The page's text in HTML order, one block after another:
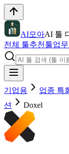
AI모아AI 툴
전체 툴추천툴업
기업용 업종 특
션
Doxel